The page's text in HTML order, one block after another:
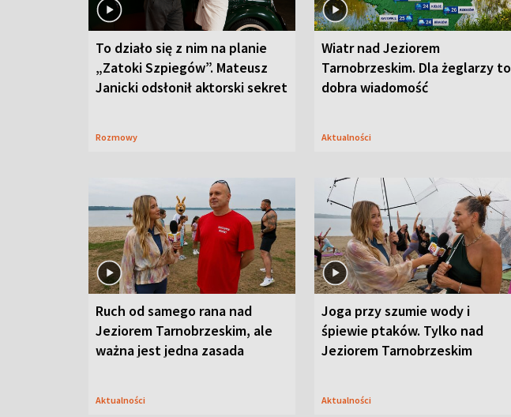
To działo się z nim na planie
„Zatoki Szpiegów”. Mateusz
Janicki odsłonił aktorski sekret
Rozmowy
Wiatr nad Jeziorem
Tarnobrzeskim. Dla żeglarzy to
dobra wiadomość
Aktualności
Ruch od samego rana nad
Jeziorem Tarnobrzeskim, ale
ważna jest jedna zasada
Aktualności
Joga przy szumie wody i
śpiewie ptaków. Tylko nad
Jeziorem Tarnobrzeskim
Aktualności